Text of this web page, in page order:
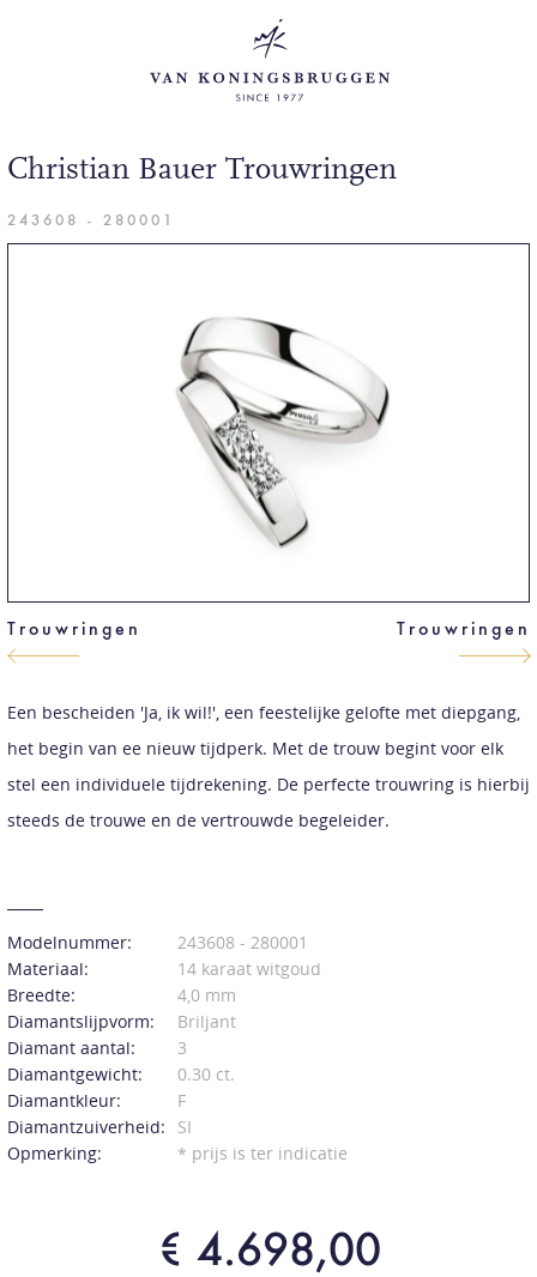
Christian Bauer Trouwringen
243608 - 280001
Trouwringen Trouwringen
Een bescheiden 'Ja, ik wil!', een feestelijke gelofte met diepgang,
het begin van ee nieuw tijdperk. Met de trouw begint voor elk
stel een individuele tijdrekening. De perfecte trouwring is hierbij
steeds de trouwe en de vertrouwde begeleider.
Modelnummer:
243608 - 280001
Materiaal:
14 karaat witgoud
Breedte:
4,0 mm
Diamantslijpvorm:
Briljant
Diamant aantal:
3
Diamantgewicht:
0.30 ct.
Diamantkleur:
F
Diamantzuiverheid:
SI
Opmerking:
* prijs is ter indicatie
€ 4.698,00